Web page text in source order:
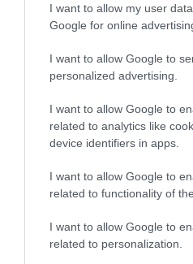
I want to allow my user
Google for online
I want to allow Google to
personalized advertising.
I want to allow Google to
related to analytics like
device identifiers in apps.
I want to allow Google to
related to functionality of
I want to allow Google to
related to personalization.
„A földön épp elég
(Halott pénz - Hajtól
Stresszes az élete?
összezörrent a
szerelmi csalódás érte,
szomszédjára,
Szeretné megosztani
csak elpanaszolni
lelkét?